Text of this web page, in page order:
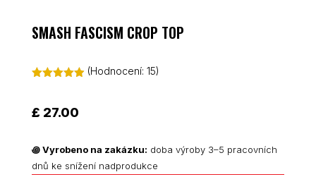
SMASH FASCISM CROP TOP
základě
hodnocení
(Hodnocení:15)
£ 27.00
꩜Vyrobeno na zakázku: doba výroby 3–5 pracovních
dnů ke snížení nadprodukce